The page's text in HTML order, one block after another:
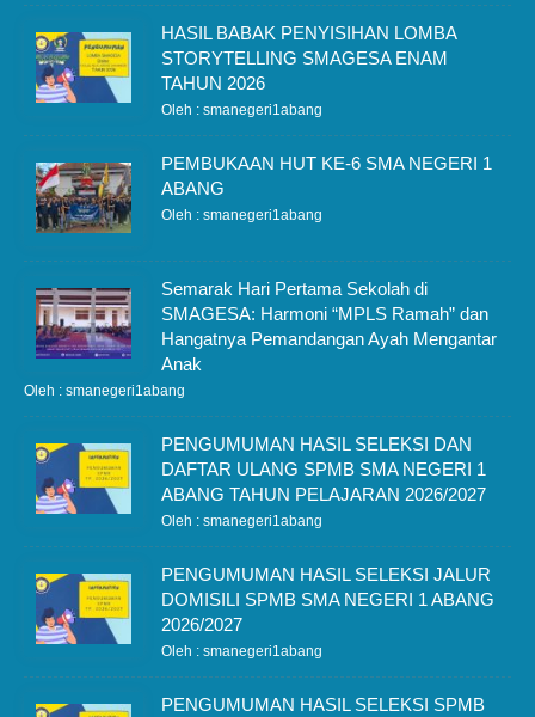
HASIL BABAK PENYISIHAN LOMBA
STORYTELLING SMAGESA ENAM
TAHUN 2026
Oleh : smanegeri1abang
PEMBUKAAN HUT KE-6 SMA NEGERI 1
ABANG
Oleh : smanegeri1abang
Semarak Hari Pertama Sekolah di
SMAGESA: Harmoni “MPLS Ramah” dan
Hangatnya Pemandangan Ayah Mengantar
Anak
Oleh : smanegeri1abang
PENGUMUMAN HASIL SELEKSI DAN
DAFTAR ULANG SPMB SMA NEGERI 1
ABANG TAHUN PELAJARAN 2026/2027
Oleh : smanegeri1abang
PENGUMUMAN HASIL SELEKSI JALUR
DOMISILI SPMB SMA NEGERI 1 ABANG
2026/2027
Oleh : smanegeri1abang
PENGUMUMAN HASIL SELEKSI SPMB